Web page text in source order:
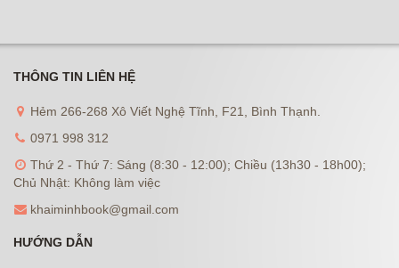
THÔNG TIN LIÊN HỆ
Hẻm 266-268 Xô Viết Nghệ Tĩnh, F21, Bình Thạnh.
0971 998 312
Thứ 2 - Thứ 7: Sáng (8:30 - 12:00); Chiều (13h30 - 18h00);
Chủ Nhật: Không làm việc
khaiminhbook@gmail.com
HƯỚNG DẪN